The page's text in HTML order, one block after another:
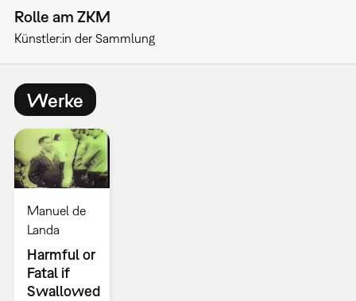
Rolle am ZKM
Künstler:in der Sammlung
Werke
Manuel de
Landa
Harmful or
Fatal if
Swallowed